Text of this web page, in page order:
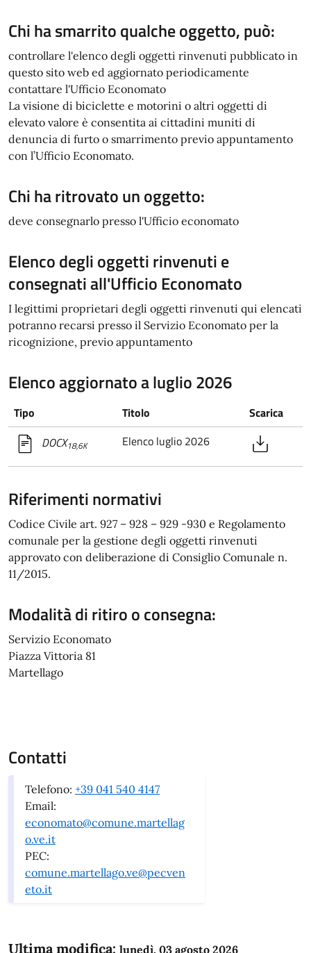
Chi ha smarrito qualche oggetto, può:
controllare l'elenco degli oggetti rinvenuti pubblicato in
questo sito web ed aggiornato periodicamente
contattare l'Ufficio Economato
La visione di biciclette e motorini o altri oggetti di
elevato valore è consentita ai cittadini muniti di
denuncia di furto o smarrimento previo appuntamento
con l’Ufficio Economato.
Chi ha ritrovato un oggetto:
deve consegnarlo presso l'Ufficio economato
Elenco degli oggetti rinvenuti e
consegnati all'Ufficio Economato
I legittimi proprietari degli oggetti rinvenuti qui elencati
potranno recarsi presso il Servizio Economato per la
ricognizione, previo appuntamento
Elenco aggiornato a luglio 2026
Tipo Titolo
Scarica
DOCX18,6K Elenco luglio 2026
Riferimenti normativi
Codice Civile art. 927 – 928 – 929 -930 e Regolamento
comunale per la gestione degli oggetti rinvenuti
approvato con deliberazione di Consiglio Comunale n.
11/2015.
Modalità di ritiro o consegna:
Servizio Economato
Piazza Vittoria 81
Martellago
Contatti
Telefono: +39 041 540 4147
Email:
economato@comune.martellag
o.ve.it
PEC:
comune.martellago.ve@pecven
eto.it
Ultima modifica: lunedì, 03 agosto 2026